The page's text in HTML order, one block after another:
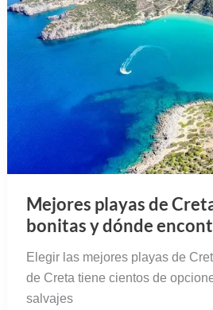
Mejores playas de
bonitas y dónde
Elegir las mejores playas de
de Creta tiene cientos de
salvajes